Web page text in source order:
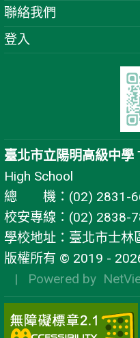
聯絡我們
登入
臺北市立陽明高級中學
High School
總 機：(02) 2831-
校安專線：(02) 2838-
學校地址：臺北市士
版權所有 © 2019 -
| Powered by